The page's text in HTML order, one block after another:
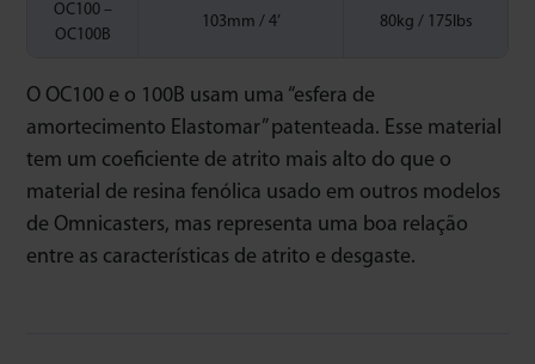
OC100 –
OC100B
103mm / 4’ 80kg / 175lbs
O OC100 e o 100B usam uma “esfera de
amortecimento Elastomar” patenteada. Esse material
tem um coeficiente de atrito mais alto do que o
material de resina fenólica usado em outros modelos
de Omnicasters, mas representa uma boa relação
entre as características de atrito e desgaste.